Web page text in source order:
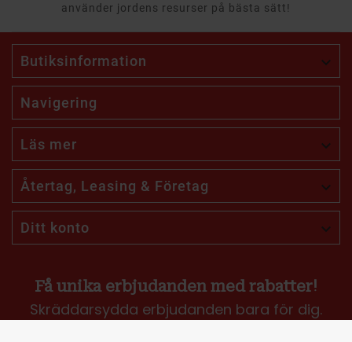
använder jordens resurser på bästa sätt!
Butiksinformation 
Navigering
Läs mer 
Återtag, Leasing & Företag 
Ditt konto 
Få unika erbjudanden med rabatter!
Skräddarsydda erbjudanden bara för dig.